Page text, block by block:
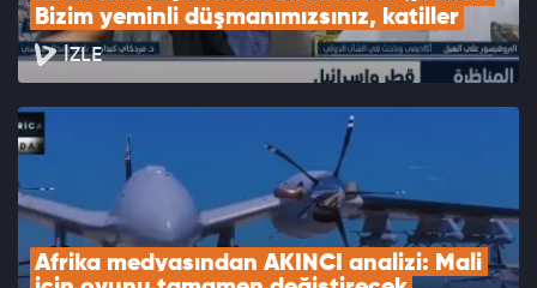
Bizim yeminli düşmanımızsınız, katiller
İZLE
Afrika medyasından AKINCI analizi: Mali